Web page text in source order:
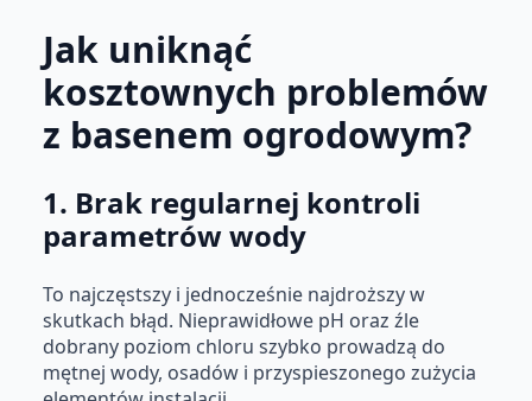
Jak uniknąć
kosztownych problemów
z basenem ogrodowym?
1. Brak regularnej kontroli
parametrów wody
To najczęstszy i jednocześnie najdroższy w
skutkach błąd. Nieprawidłowe pH oraz źle
dobrany poziom chloru szybko prowadzą do
mętnej wody, osadów i przyspieszonego zużycia